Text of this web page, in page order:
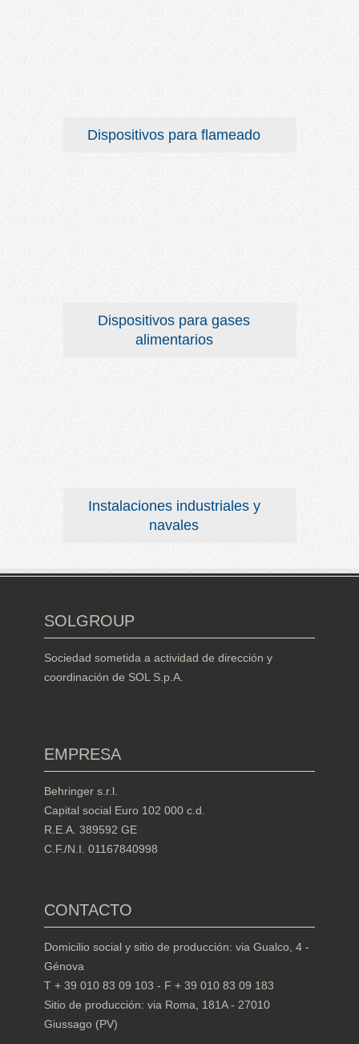
Dispositivos para flameado
Dispositivos para gases
alimentarios
Instalaciones industriales y
navales
SOLGROUP
Sociedad sometida a actividad de dirección y
coordinación de SOL S.p.A.
EMPRESA
Behringer s.r.l.
Capital social Euro 102 000 c.d.
R.E.A. 389592 GE
C.F./N.I. 01167840998
CONTACTO
Domicilio social y sitio de producción: via Gualco, 4 -
Génova
T + 39 010 83 09 103 - F + 39 010 83 09 183
Sitio de producción: via Roma, 181A - 27010
Giussago (PV)